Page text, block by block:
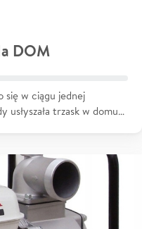
DOM
się w ciągu jednej
trzask w domu…